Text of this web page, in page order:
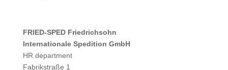
FRIED-SPED Friedrichsohn
Internationale Spedition GmbH
HR department
Fabrikstraße 1